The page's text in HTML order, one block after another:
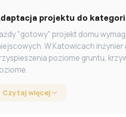
projektu do
"gotowy" projekt domu
W Katowicach
poziome gruntu,
Czytaj więcej